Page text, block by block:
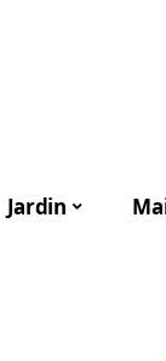
Jardin